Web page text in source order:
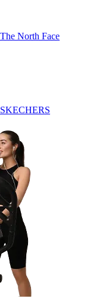
The North Face
SKECHERS